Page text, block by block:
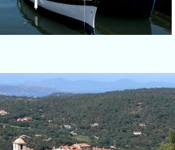
Salon-de-Provence